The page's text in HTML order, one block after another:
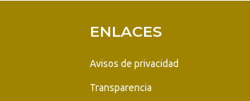
ENLACES
Avisos de privacidad
Transparencia